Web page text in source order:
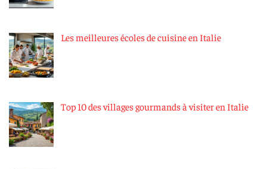
Les meilleures écoles de cuisine en Italie
Top 10 des villages gourmands à visiter en Italie